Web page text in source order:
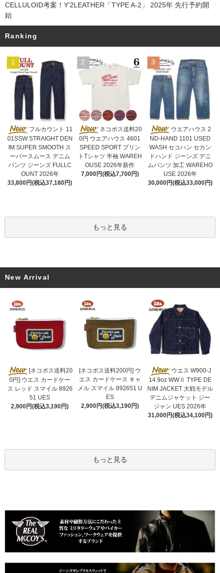
CELLULOID考案！Y'2LEATHER「TYPE A-2」 2025年 先行予約開
始
Ranking
1
フルカウント 11
01SSW STRAIGHT DEN
IM SUPER SMOOTH ス
ーパースムース デニム
パンツ ジーンズ FULLC
OUNT 2026年
33,800円(税込37,180円)
2
ネコポス送料20
0円 ウエアハウス 4601
SPEED SPORT プリン
トTシャツ 半袖 WAREH
OUSE 2026年新作
7,000円(税込7,700円)
3
ウエアハウス 2
ND-HAND 1101 USED
WASH セコハン セカン
ドハンド ジーンズ デニ
ムパンツ 加工 WAREHO
USE 2026年
30,000円(税込33,000円)
もっと見る
New Arrival
[ネコポス送料20
0円] ウエス カードケー
ス レッド スマイル 8926
51 UES
2,900円(税込3,190円)
[ネコポス送料200円] ウ
エス カードケース キャ
メル スマイル 892651 U
ES
2,900円(税込3,190円)
ウエス W900-J
14.9oz WWⅡ TYPE DE
NIM JACKET 大戦モデル
デニムジャケット ジー
ジャン UES 2026年
31,000円(税込34,100円)
もっと見る